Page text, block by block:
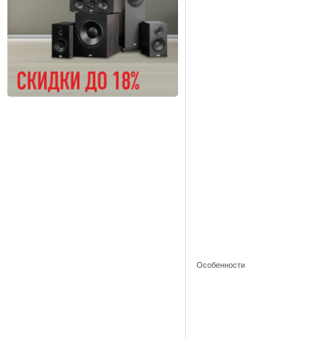
Особенности